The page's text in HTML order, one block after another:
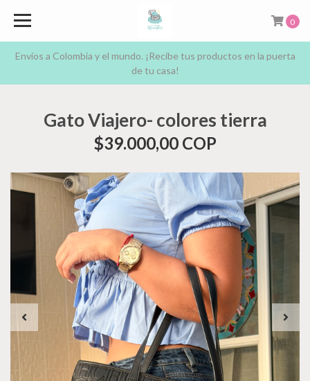
Envíos a Colombia y el mundo. ¡Recibe tus productos en la puerta
de tu casa!
0
Gato Viajero- colores tierra
$39.000,00 COP